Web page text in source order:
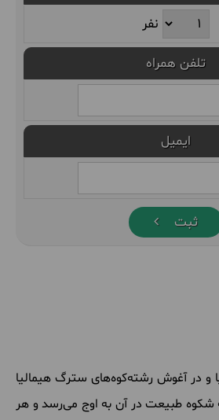
نفر
تلفن همراه
ایمیل
ثبت
و در آغوش رشته‌کوه‌های سترگ هیمالیا
شکوه طبیعت در آن به اوج می‌رسد و هر